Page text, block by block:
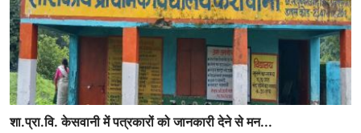
शा.प्रा.वि. केसवानी में पत्रकारों को जानकारी देने से मन...